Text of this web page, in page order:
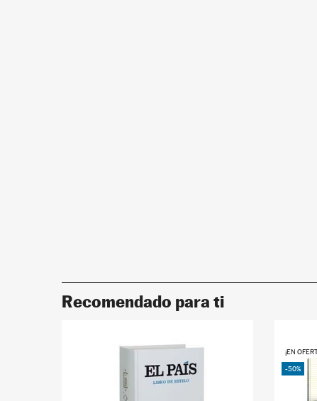
Recomendado para ti